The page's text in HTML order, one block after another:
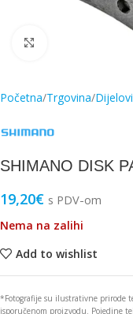
Početna Trgovina Dijelovi
SHIMANO DISK
19,20€ s PDV-om
Nema na zalihi
Add to wishlist
*Fotografije su ilustrativne prirode
isporučenom proizvodu. Pojedine